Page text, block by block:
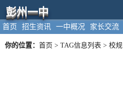
首页 招生资讯 一中概况 家长交流
彭州一中
你的位置： 首页 > TAG信息列表 > 校规